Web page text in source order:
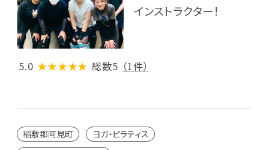
インストラクター！
5.0 ★★★★★ 総数5 （1件）
稲敷郡阿見町
ヨガ・ピラティス